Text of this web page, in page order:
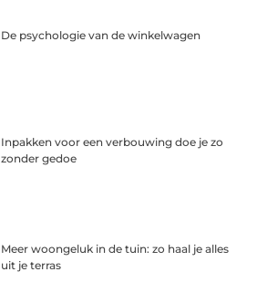
De psychologie van de winkelwagen
Inpakken voor een verbouwing doe je zo
zonder gedoe
Meer woongeluk in de tuin: zo haal je alles
uit je terras